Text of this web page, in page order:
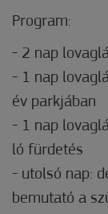
Program:
- 2 nap
- 1 nap
év parkjában
- 1 nap
ló fürdetés
- utolsó nap:
bemutató a